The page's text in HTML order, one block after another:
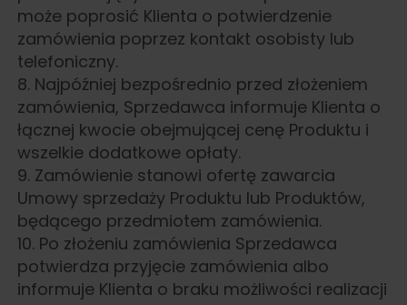
może poprosić Klienta o potwierdzenie
zamówienia poprzez kontakt osobisty lub
telefoniczny.
8. Najpóźniej bezpośrednio przed złożeniem
zamówienia, Sprzedawca informuje Klienta o
łącznej kwocie obejmującej cenę Produktu i
wszelkie dodatkowe opłaty.
9. Zamówienie stanowi ofertę zawarcia
Umowy sprzedaży Produktu lub Produktów,
będącego przedmiotem zamówienia.
10. Po złożeniu zamówienia Sprzedawca
potwierdza przyjęcie zamówienia albo
informuje Klienta o braku możliwości realizacji